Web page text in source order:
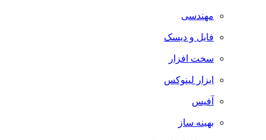
مهندسی
فایل و دیسک
سخت افزار
ابزار لینوکس
آفیس
بهینه ساز